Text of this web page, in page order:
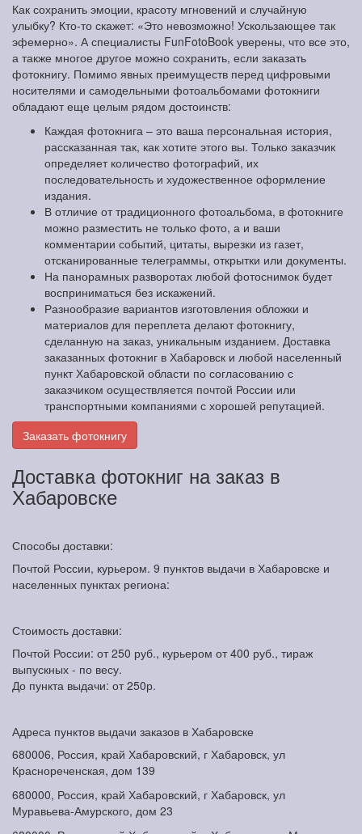
Как сохранить эмоции, красоту мгновений и случайную
улыбку? Кто-то скажет: «Это невозможно! Ускользающее так
эфемерно». А специалисты FunFotoBook уверены, что все это,
а также многое другое можно сохранить, если заказать
фотокнигу. Помимо явных преимуществ перед цифровыми
носителями и самодельными фотоальбомами фотокниги
обладают еще целым рядом достоинств:
Каждая фотокнига – это ваша персональная история,
рассказанная так, как хотите этого вы. Только заказчик
определяет количество фотографий, их
последовательность и художественное оформление
издания.
В отличие от традиционного фотоальбома, в фотокниге
можно разместить не только фото, а и ваши
комментарии событий, цитаты, вырезки из газет,
отсканированные телеграммы, открытки или документы.
На панорамных разворотах любой фотоснимок будет
восприниматься без искажений.
Разнообразие вариантов изготовления обложки и
материалов для переплета делают фотокнигу,
сделанную на заказ, уникальным изданием. Доставка
заказанных фотокниг в Хабаровск и любой населенный
пункт Хабаровской области по согласованию с
заказчиком осуществляется почтой России или
транспортными компаниями с хорошей репутацией.
Заказать фотокнигу
Доставка фотокниг на заказ в
Хабаровске
Способы доставки:
Почтой России, курьером. 9 пунктов выдачи в Хабаровске и
населенных пунктах региона:
Стоимость доставки:
Почтой России: от 250 руб., курьером от 400 руб., тираж
выпускных - по весу.
До пункта выдачи: от 250р.
Адреса пунктов выдачи заказов в Хабаровске
680006, Россия, край Хабаровский, г Хабаровск, ул
Краснореченская, дом 139
680000, Россия, край Хабаровский, г Хабаровск, ул
Муравьева-Амурского, дом 23